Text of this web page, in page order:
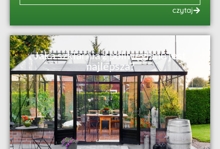
czytaj
Jaka szklarnia z poliwęglanu jest
najlepsza?